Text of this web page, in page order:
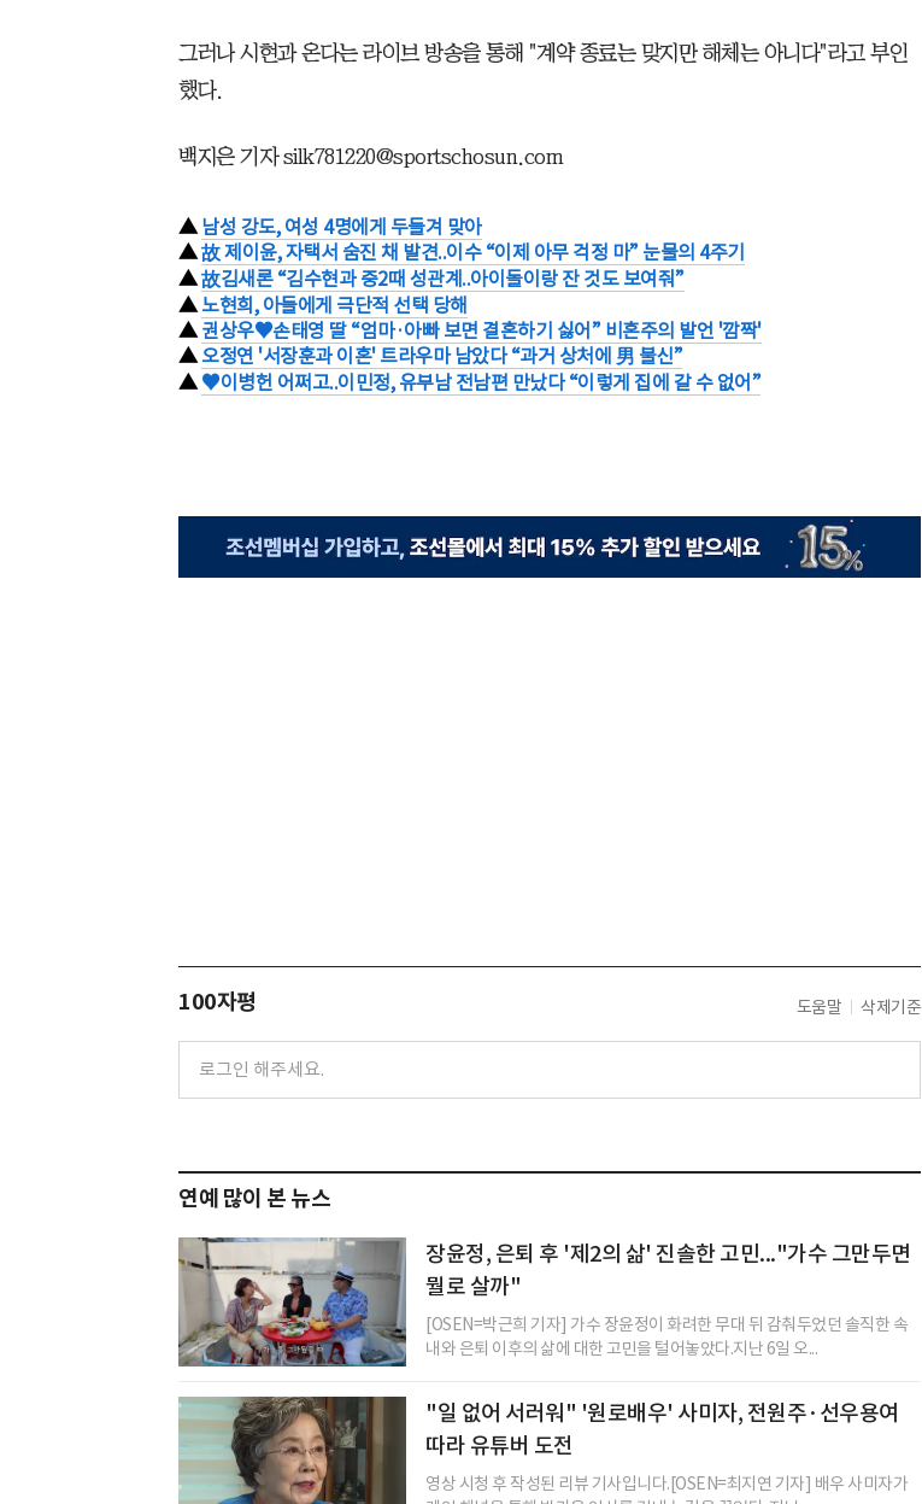
그러나 시현과 온다는 라이브 방송을 통해 "계약 종료는 맞지만 해체는 아니다"라고 부인
했다.
백지은 기자 silk781220@sportschosun.com
▲남성 강도, 여성 4명에게 두들겨 맞아
▲故 제이윤, 자택서 숨진 채 발견..이수 “이제 아무 걱정 마” 눈물의 4주기
▲故김새론 “김수현과 중2때 성관계..아이돌이랑 잔 것도 보여줘”
▲노현희, 아들에게 극단적 선택 당해
▲권상우♥손태영 딸 “엄마·아빠 보면 결혼하기 싫어” 비혼주의 발언 '깜짝'
▲오정연 '서장훈과 이혼' 트라우마 남았다 “과거 상처에 男 불신”
▲♥이병헌 어쩌고..이민정, 유부남 전남편 만났다 “이렇게 집에 갈 수 없어”
100자평 도움말 삭제기준
연예 많이 본 뉴스
장윤정, 은퇴 후 '제2의 삶' 진솔한 고민..."가수 그만두면
뭘로 살까"
[OSEN=박근희 기자] 가수 장윤정이 화려한 무대 뒤 감춰두었던 솔직한 속
내와 은퇴 이후의 삶에 대한 고민을 털어놓았다.지난 6일 오...
"일 없어 서러워" '원로배우' 사미자, 전원주·선우용여
따라 유튜버 도전
영상 시청 후 작성된 리뷰 기사입니다.[OSEN=최지연 기자] 배우 사미자가